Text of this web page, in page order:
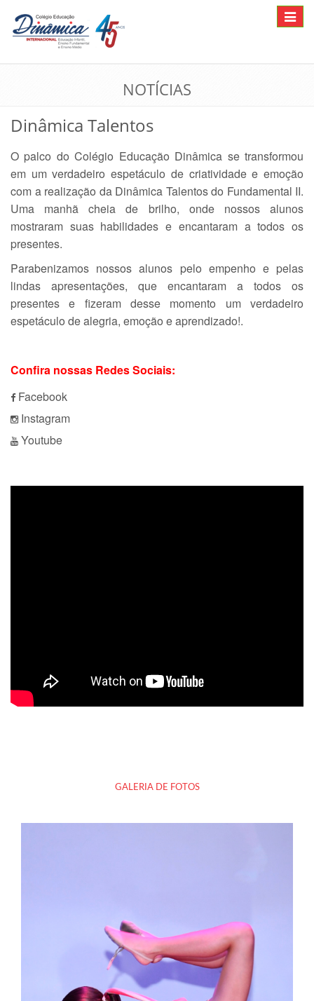
Toggle
NOTÍCIAS
Dinâmica Talentos
O palco do Colégio Educação Dinâmica se transformou
em um verdadeiro espetáculo de criatividade e emoção
com a realização da Dinâmica Talentos do Fundamental II.
Uma manhã cheia de brilho, onde nossos alunos
mostraram suas habilidades e encantaram a todos os
presentes.
Parabenizamos nossos alunos pelo empenho e pelas
lindas apresentações, que encantaram a todos os
presentes e fizeram desse momento um verdadeiro
espetáculo de alegria, emoção e aprendizado!.
Confira nossas Redes Sociais:
Facebook
Instagram
Youtube
GALERIA DE FOTOS